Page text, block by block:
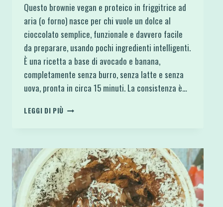
Questo brownie vegan e proteico in friggitrice ad
aria (o forno) nasce per chi vuole un dolce al
cioccolato semplice, funzionale e davvero facile
da preparare, usando pochi ingredienti intelligenti.
È una ricetta a base di avocado e banana,
completamente senza burro, senza latte e senza
uova, pronta in circa 15 minuti. La consistenza è…
LEGGI DI PIÙ BROWNIE
IN
FRIGGITRICE
AD
ARIA
(O
FORNO)